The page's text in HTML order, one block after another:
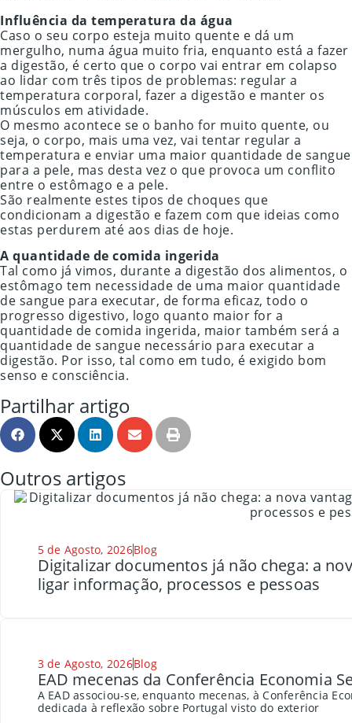
Influência da temperatura da água
Caso o seu corpo esteja muito quente e dá um
mergulho, numa água muito fria, enquanto está a fazer
a digestão, é certo que o corpo vai entrar em colapso
ao lidar com três tipos de problemas: regular a
temperatura corporal, fazer a digestão e manter os
músculos em atividade.
O mesmo acontece se o banho for muito quente, ou
seja, o corpo, mais uma vez, vai tentar regular a
temperatura e enviar uma maior quantidade de sangue
para a pele, mas desta vez o que provoca um conflito
entre o estômago e a pele.
São realmente estes tipos de choques que
condicionam a digestão e fazem com que ideias como
estas perdurem até aos dias de hoje.
A quantidade de comida ingerida
Tal como já vimos, durante a digestão dos alimentos, o
estômago tem necessidade de uma maior quantidade
de sangue para executar, de forma eficaz, todo o
progresso digestivo, logo quanto maior for a
quantidade de comida ingerida, maior também será a
quantidade de sangue necessário para executar a
digestão. Por isso, tal como em tudo, é exigido bom
senso e consciência.
Partilhar artigo
Outros artigos
5 de Agosto, 2026Blog
Digitalizar documentos já não chega: a
ligar informação, processos e pessoas
3 de Agosto, 2026Blog
EAD mecenas da Conferência Economia
A EAD associou-se, enquanto mecenas, à Conferência
dedicada à reflexão sobre Portugal visto do exterior